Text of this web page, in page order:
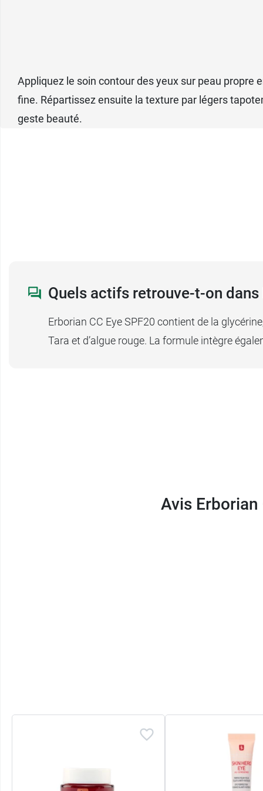
Appliquez le soin contour des yeux sur peau
fine. Répartissez ensuite la texture par légers
geste beauté.
Quels actifs retrouve-t-on dans
Erborian CC Eye SPF20 contient de la
Tara et d’algue rouge. La formule intègre
Avis